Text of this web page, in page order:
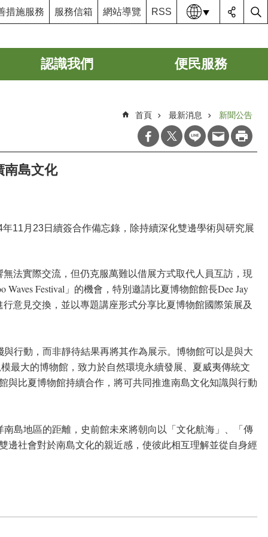
措施服務 服務信箱 網站導覽 RSS 語系
認識我們 便民服務
首頁 最新消息 新聞公告
南島文化
年11 月 23日續簽合作備忘錄 ，除持續深化雙邊學術與研究展
法實際交流，但仍克服萬難以借展方式取代人員互訪，現
Waves Festival 」的機會，特別邀請比夏博物館館長Dee Jay
意見交換，並以專題講座形式分享比夏博物館國際策展及
行動，而非靜待結果再將其作為展示。博物館可以是與大
最大的博物館，致力於自然環境永續發展、夏威夷傳統文
比夏博物館持續合作，將可共同推進南島文化知識與行動
島地區的距離，史前館未來將朝向以「文化航海」、「傳
邊社會對於南島文化的親近感，使彼此相互理解並從自身經